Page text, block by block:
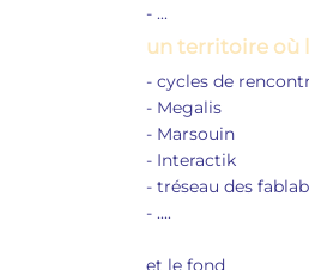
- ...
un territoire où
- cycles de
- Megalis
- Marsouin
- Interactik
- tréseau des fablab
- ....
et le fond